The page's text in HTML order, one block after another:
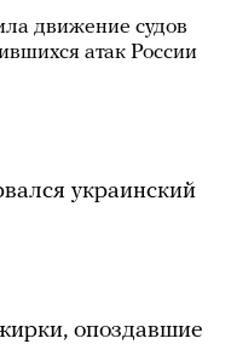
движение судов
атак России
украинский
опоздавшие